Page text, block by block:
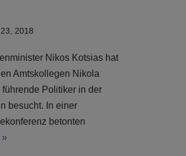
2018
Nikos Kotsias hat
Amtskollegen Nikola
Politiker in der
besucht. In einer
betonten